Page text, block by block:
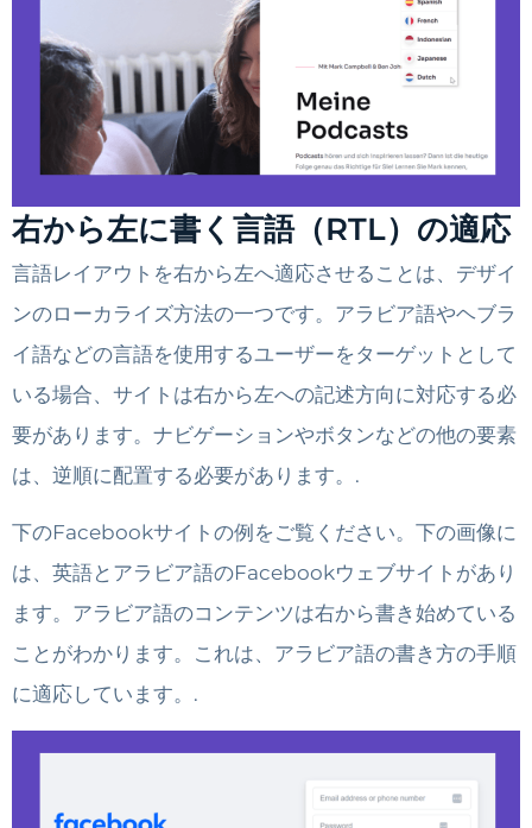
右から左に書く言語（RTL）の適応
言語レイアウトを右から左へ適応させることは、デザイ
ンのローカライズ方法の一つです。アラビア語やヘブラ
イ語などの言語を使用するユーザーをターゲットとして
いる場合、サイトは右から左への記述方向に対応する必
要があります。ナビゲーションやボタンなどの他の要素
は、逆順に配置する必要があります。.
下のFacebookサイトの例をご覧ください。下の画像に
は、英語とアラビア語のFacebookウェブサイトがあり
ます。アラビア語のコンテンツは右から書き始めている
ことがわかります。これは、アラビア語の書き方の手順
に適応しています。.